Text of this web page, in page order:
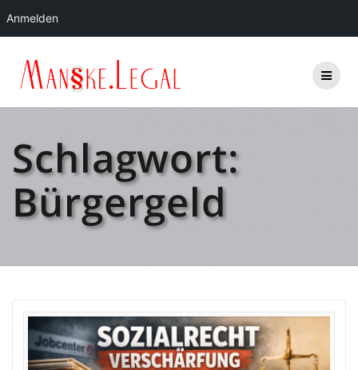
Anmelden
Inhalt
springen
Schlagwort:
Bürgergeld